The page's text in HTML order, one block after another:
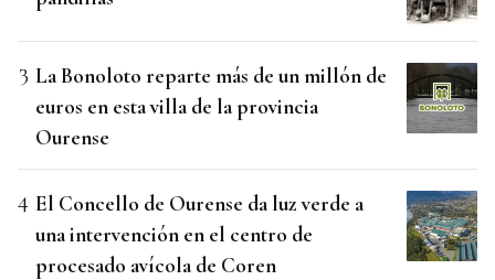
La Bonoloto reparte más de un millón de
euros en esta villa de la provincia
Ourense
El Concello de Ourense da luz verde a
una intervención en el centro de
procesado avícola de Coren